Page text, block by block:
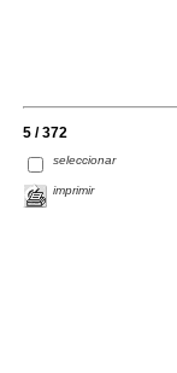
5 / 372
seleccionar
imprimir